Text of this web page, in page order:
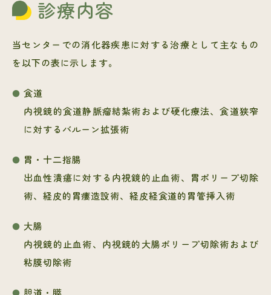
診療内容
当センターでの消化器疾患に対する治療として主なもの
を以下の表に示します。
食道
内視鏡的食道静脈瘤結紮術および硬化療法、食道狭窄
に対するバルーン拡張術
胃・十二指腸
出血性潰瘍に対する内視鏡的止血術、胃ポリープ切除
術、経皮的胃瘻造設術、経皮経食道的胃管挿入術
大腸
内視鏡的止血術、内視鏡的大腸ポリープ切除術および
粘膜切除術
胆道・膵